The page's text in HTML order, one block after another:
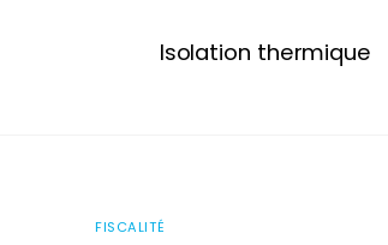
Isolation thermique
FISCALITÉ